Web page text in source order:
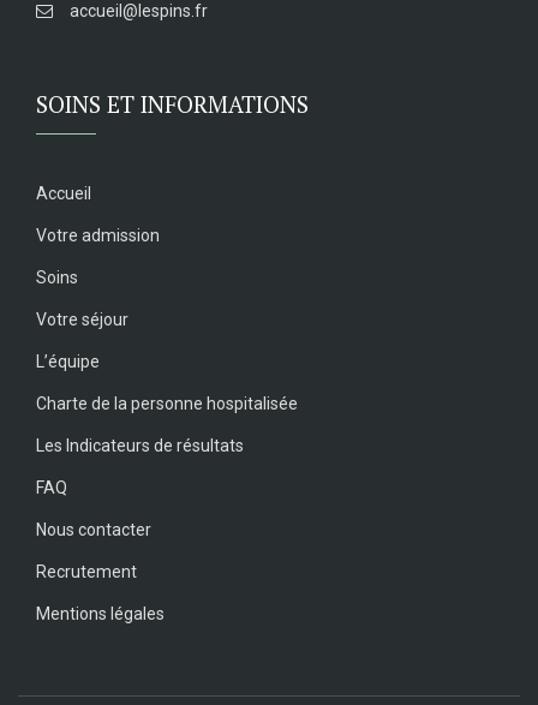
accueil@lespins.fr
SOINS ET INFORMATIONS
Accueil
Votre admission
Soins
Votre séjour
L’équipe
Charte de la personne hospitalisée
Les Indicateurs de résultats
FAQ
Nous contacter
Recrutement
Mentions légales